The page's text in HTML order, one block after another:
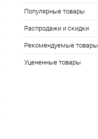
Популярные товары
Распродажи и скидки
Рекомендуемые товары
Уцененные товары